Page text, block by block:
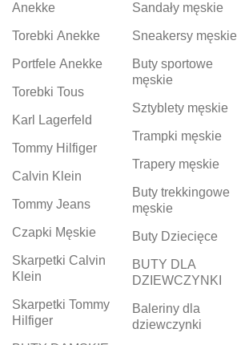
Anekke
Torebki Anekke
Portfele Anekke
Torebki Tous
Karl Lagerfeld
Tommy Hilfiger
Calvin Klein
Tommy Jeans
Czapki Męskie
Skarpetki Calvin
Klein
Skarpetki Tommy
Hilfiger
Sandały męskie
Sneakersy męskie
Buty sportowe
męskie
Sztyblety męskie
Trampki męskie
Trapery męskie
Buty trekkingowe
męskie
Buty Dziecięce
BUTY DLA
DZIEWCZYNKI
Baleriny dla
dziewczynki